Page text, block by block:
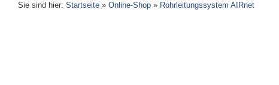
Sie sind hier: Startseite » Online-Shop » Rohrleitungssystem AIRnet